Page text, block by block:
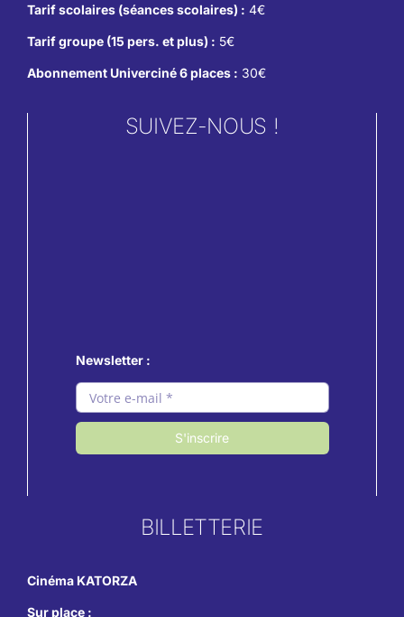
Tarif scolaires (séances scolaires) : 4€
Tarif groupe (15 pers. et plus) : 5€
Abonnement Univerciné 6 places : 30€
SUIVEZ-NOUS !
Newsletter :
S'inscrire
BILLETTERIE
Cinéma KATORZA
Sur place :